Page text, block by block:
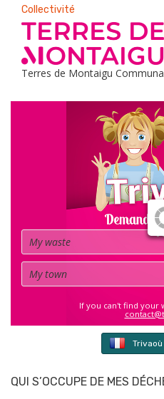
Collectivité
Terres de Montaigu
Waste
Town
If you can't find your
QUI S’OCCUPE DE MES